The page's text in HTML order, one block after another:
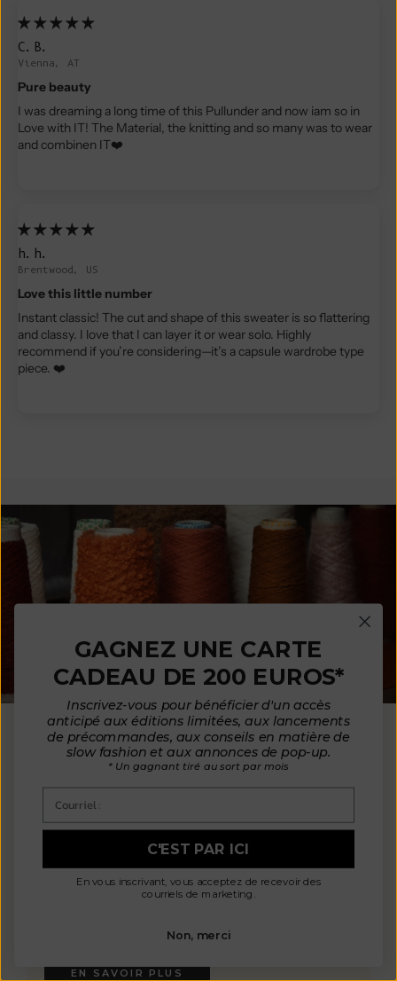
C.B.
Vienna, AT
Pure beauty
I was dreaming a long time of this Pullunder and now iam so in
Love with IT! The Material, the knitting and so many was to wear
and combinen IT❤️
h.h.
Brentwood, US
Love this little number
Instant classic! The cut and shape of this sweater is so flattering
and classy. I love that I can layer it or wear solo. Highly
recommend if you’re considering—it’s a capsule wardrobe type
piece. ❤️
NOS MATIÈRES
En accord avec notre éthique et nos
valeurs, nous choisissons des fibres
respectueuses de l'environnement et de
biologique. Nos matières de haute qualité
proviennent d'usines situées en France, en
nous permet de contrôler les conditions de
fabrication. Cela garantit des matériaux
non toxiques, sans danger pour votre santé
bien-être des animaux et de la planète.
EN SAVOIR PLUS
GAGNEZ UNE CARTE
CADEAU DE 200 EUROS*
Inscrivez-vous pour bénéficier d'un accès
anticipé aux éditions limitées, aux lancements
de précommandes, aux conseils en matière de
slow fashion et aux annonces de pop-up.
* Un gagnant tiré au sort par mois
C'EST PAR ICI
En vous inscrivant, vous acceptez de recevoir des
courriels de marketing.
Non, merci